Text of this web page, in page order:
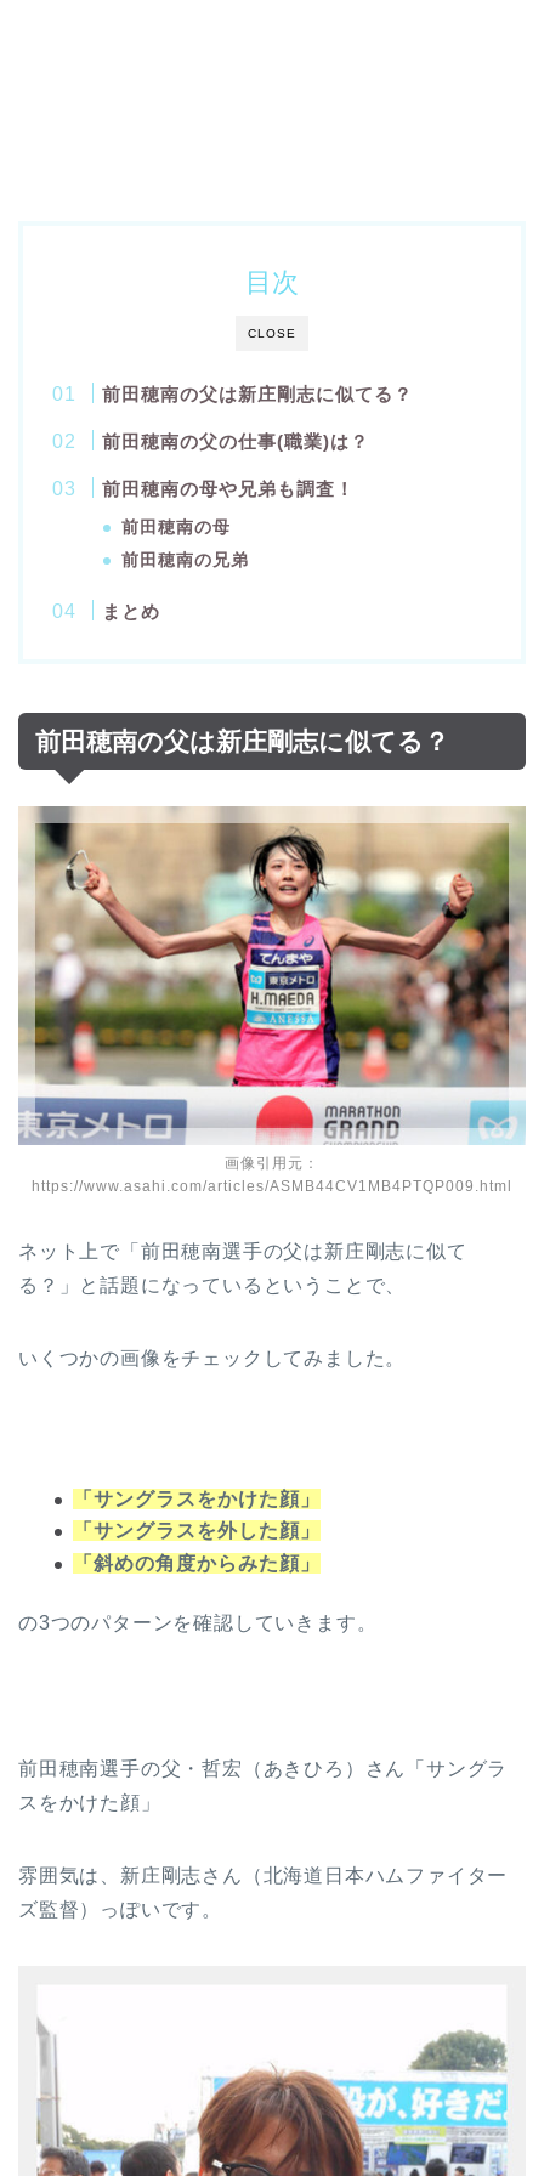
CLOSE
目次
前田穂南の父は新庄剛志に似てる？
前田穂南の父の仕事(職業)は？
前田穂南の母や兄弟も調査！
前田穂南の母
前田穂南の兄弟
まとめ
前田穂南の父は新庄剛志に似てる？
画像引用元：
https://www.asahi.com/articles/ASMB44CV1MB4PTQP009.html
ネット上で「前田穂南選手の父は新庄剛志に似て
る？」と話題になっているということで、
いくつかの画像をチェックしてみました。
「サングラスをかけた顔」
「サングラスを外した顔」
「斜めの角度からみた顔」
の3つのパターンを確認していきます。
前田穂南選手の父・哲宏（あきひろ）さん「サングラ
スをかけた顔」
雰囲気は、新庄剛志さん（北海道日本ハムファイター
ズ監督）っぽいです。